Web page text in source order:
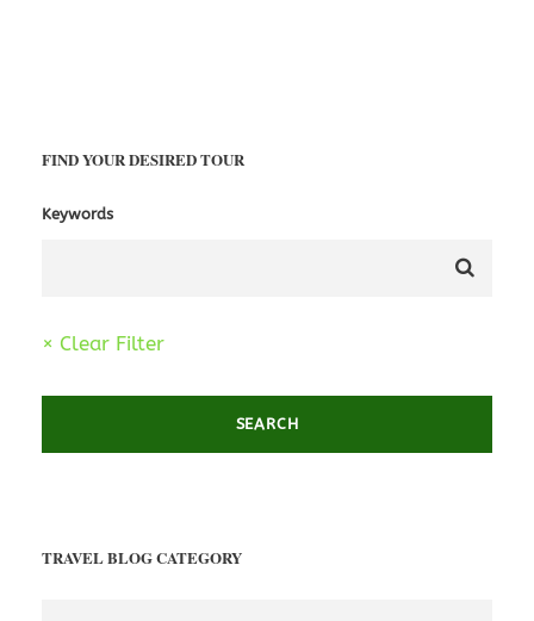
FIND YOUR DESIRED TOUR
Keywords
× Clear Filter
TRAVEL BLOG CATEGORY